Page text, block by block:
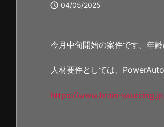
 04/05/2025
今月中旬開始の案件です。年
人材要件としては、
https://www.brain-